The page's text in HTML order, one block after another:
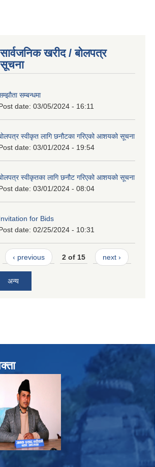
सार्वजनिक खरीद / बोलपत्र
सूचना
सम्बन्धमा
date: 03/05/2024 - 16:11
स्वीकृत लागि छनौटका गरिएको आशयको सूचना
date: 03/01/2024 - 19:54
स्वीकृतका लागि छनौट गरिएको आशयको सूचना
date: 03/01/2024 - 08:04
for Bids
date: 02/25/2024 - 10:31
‹ previous 2 of 15 next ›
अन्य